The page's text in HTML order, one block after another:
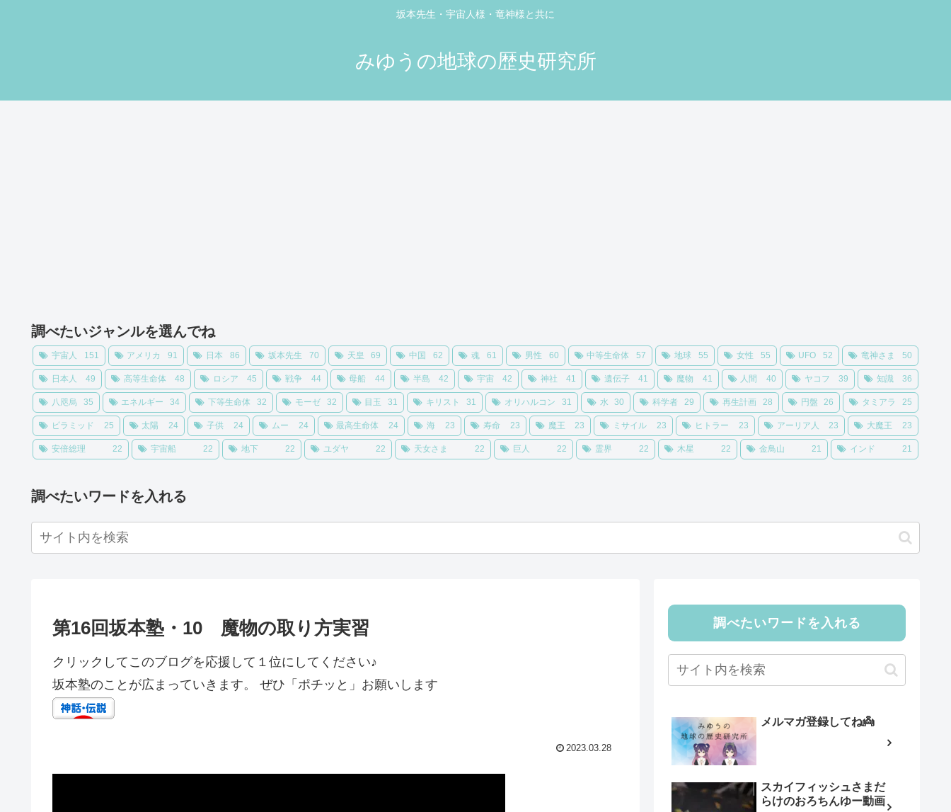
坂本先生・宇宙人様・竜神様と共に
みゆうの地球の歴史研究所
調べたいジャンルを選んでね
宇宙人 151 アメリカ 91 日本 86 坂本先生 70 天皇 69 中国 62 魂 61 男性 60 中等生命体 57 地球 55 女性 55 UFO 52 竜神さま 50
日本人 49 高等生命体 48 ロシア 45 戦争 44 母船 44 半島 42 宇宙 42 神社 41 遺伝子 41 魔物 41 人間 40 ヤコフ 39 知識 36
八咫烏 35 エネルギー 34 下等生命体 32 モーゼ 32 目玉 31 キリスト 31 オリハルコン 31 水 30 科学者 29 再生計画 28 円盤 26 タミアラ 25
ピラミッド 25 太陽 24 子供 24 ムー 24 最高生命体 24 海 23 寿命 23 魔王 23 ミサイル 23 ヒトラー 23 アーリア人 23 大魔王 23
安倍総理 22 宇宙船 22 地下 22 ユダヤ 22 天女さま 22 巨人 22 霊界 22 木星 22 金鳥山 21 インド 21
調べたいワードを入れる
第16回坂本塾・10 魔物の取り方実習
クリックしてこのブログを応援して１位にしてください♪
坂本塾のことが広まっていきます。 ぜひ「ポチッと」お願いします
2023.03.28
調べたいワードを入れる
メルマガ登録してね👼
スカイフィッシュさまだ
らけのおろちんゆー動画